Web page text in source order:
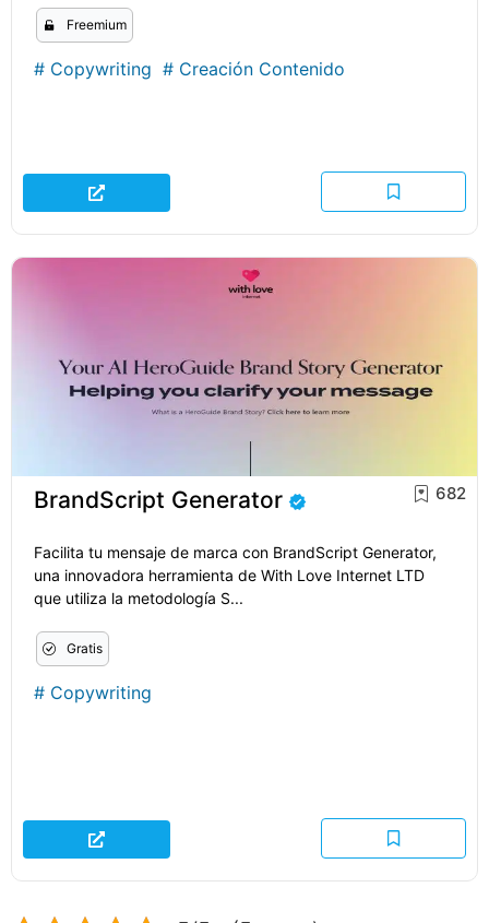
Freemium
# Copywriting # Creación Contenido
BrandScript Generator 682
Facilita tu mensaje de marca con BrandScript Generator,
una innovadora herramienta de With Love Internet LTD
que utiliza la metodología S...
Gratis
# Copywriting